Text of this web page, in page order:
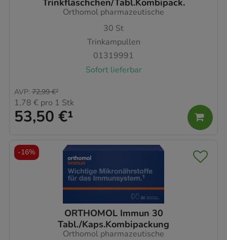
Trinkfläschchen/Tabl.Kombipack.
Orthomol pharmazeutische
30 St
Trinkampullen
01319991
Sofort lieferbar
53,50 €¹
AVP: 72,99 €²
1,78 € pro 1 Stk
ORTHOMOL Immun 30
Tabl./Kaps.Kombipackung
Orthomol pharmazeutische
-16%